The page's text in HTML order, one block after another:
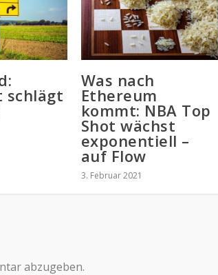
schlägt
Was nach
Ethereum
kommt: NBA Top
Shot wächst
exponentiell –
auf Flow
3. Februar 2021
abzugeben.